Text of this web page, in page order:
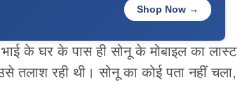
Shop Now →
के घर के पास ही सोनू के मोबाइल का लास्ट
तलाश रही थी। सोनू का कोई पता नहीं चला,